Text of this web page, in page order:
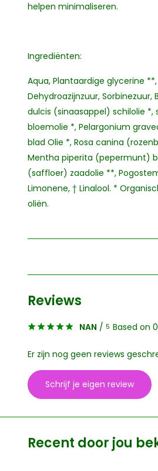
helpen minimaliseren.
Ingrediënten:
Aqua, Plantaardige glycerine
Dehydroazijnzuur,
dulcis (sinaasappel) schilolie
bloemolie *, Pelargonium
blad Olie *, Rosa canina
Mentha piperita (pepermunt)
(saffloer) zaadolie **,
Limonene, † Linalool. *
oliën.
Reviews
NAN / 5 Based on
Er zijn nog geen reviews
Schrijf je eigen review
Recent door jou